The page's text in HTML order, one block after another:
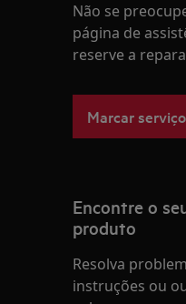
Não se
página de
reserve a
Marcar serviço
Encontre o
produto
Resolva
instruções ou